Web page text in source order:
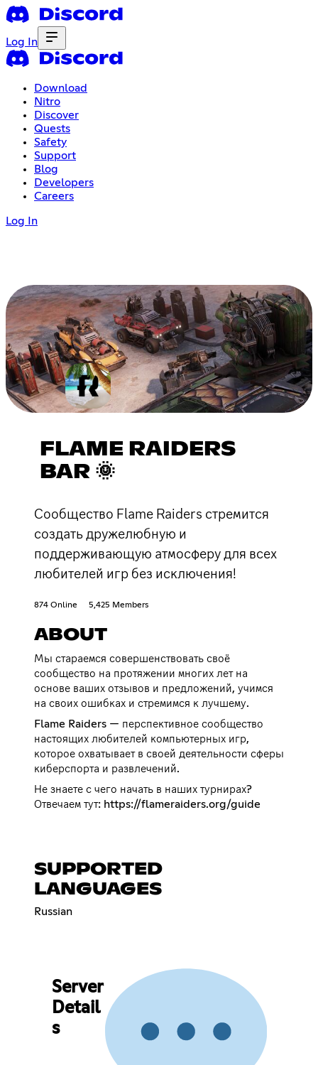
Log In
Download
Nitro
Discover
Quests
Safety
Support
Blog
Developers
Careers
Log In
FLAME RAIDERS
BAR 🌞
Сообщество Flame Raiders стремится
создать дружелюбную и
поддерживающую атмосферу для всех
любителей игр без исключения!
874 Online 5,425 Members
ABOUT
Мы стараемся совершенствовать своё
сообщество на протяжении многих лет на
основе ваших отзывов и предложений, учимся
на своих ошибках и стремимся к лучшему.
Flame Raiders — перспективное сообщество
настоящих любителей компьютерных игр,
которое охватывает в своей деятельности сферы
киберспорта и развлечений.
Не знаете с чего начать в наших турнирах?
Отвечаем тут: https://flameraiders.org/guide
SUPPORTED
LANGUAGES
Russian
Server
Detail
s